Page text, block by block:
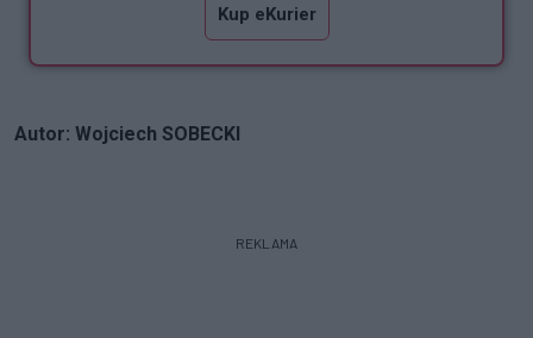
Kup eKurier
Autor: Wojciech SOBECKI
REKLAMA